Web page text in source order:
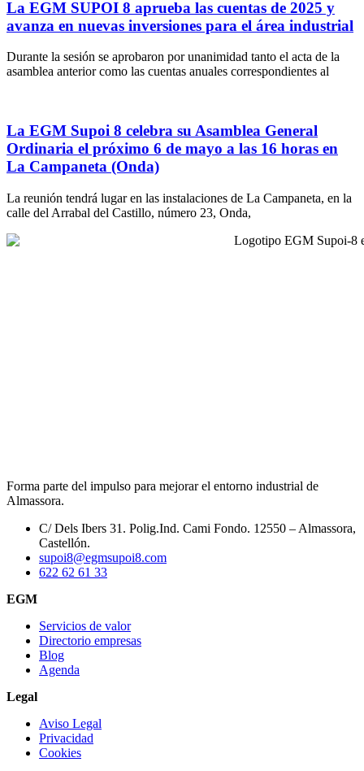
La EGM SUPOI 8 aprueba las cuentas de 2025 y
avanza en nuevas inversiones para el área industrial
Durante la sesión se aprobaron por unanimidad tanto el acta de la
asamblea anterior como las cuentas anuales correspondientes al
La EGM Supoi 8 celebra su Asamblea General
Ordinaria el próximo 6 de mayo a las 16 horas en
La Campaneta (Onda)
La reunión tendrá lugar en las instalaciones de La Campaneta, en la
calle del Arrabal del Castillo, número 23, Onda,
Forma parte del impulso para mejorar el entorno industrial de
Almassora.
C/ Dels Ibers 31. Polig.Ind. Cami Fondo. 12550 – Almassora,
Castellón.
supoi8@egmsupoi8.com
622 62 61 33
EGM
Servicios de valor
Directorio empresas
Blog
Agenda
Legal
Aviso Legal
Privacidad
Cookies